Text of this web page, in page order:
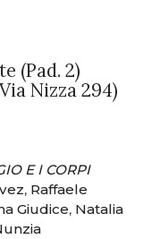
(Pad. 2)
Nizza 294)
E I CORPI
, Raffaele
Giudice, Natalia